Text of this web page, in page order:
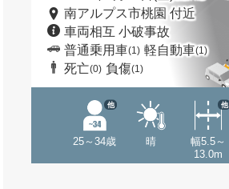
南アルプス市桃園 付近
車両相互 小破事故
普通乗用車(1) 軽自動車(1)
死亡(0) 負傷(1)
25～34歳
他
晴
幅5.5～
13.0m
他